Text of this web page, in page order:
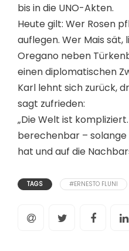
bis in die UNO-Akten.
Heute gilt: Wer Rosen
auflegen. Wer Mais
Oregano neben
einen diplomatischen
Karl lehnt sich zurück,
sagt zufrieden:
„Die Welt ist
berechenbar –
hat und auf die
TAGS #ERNESTO FLUNI